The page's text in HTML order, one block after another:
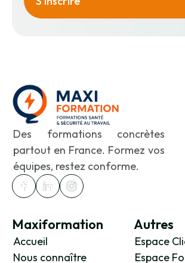
Des formations concrètes
partout en France. Formez vos
équipes, restez conforme.
Maxiformation
Accueil
Nous connaître
Autres
Espace
Espace